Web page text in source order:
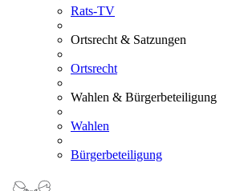
Rats-TV
Ortsrecht & Satzungen
Ortsrecht
Wahlen & Bürgerbeteiligung
Wahlen
Bürgerbeteiligung